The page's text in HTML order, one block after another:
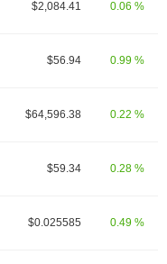
$2,084.41 0.06 %
$56.94 0.99 %
$64,596.38 0.22 %
$59.34 0.28 %
$0.025585 0.49 %